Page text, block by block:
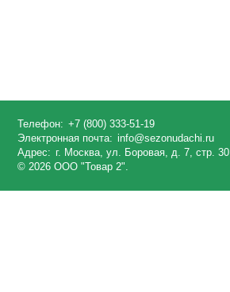
Телефон: +7 (800) 333-51-19
Электронная почта: info@sezonudachi.ru
Адрес: г. Москва, ул. Боровая, д. 7, стр. 30
© 2026 ООО "Товар 2".